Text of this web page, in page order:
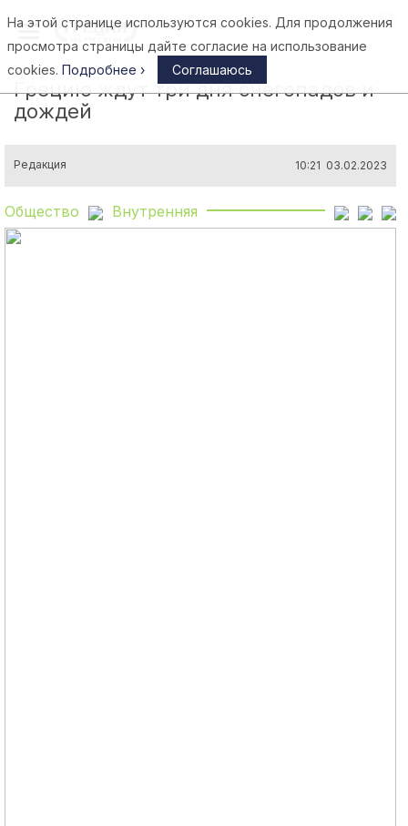
Афины
Грецию ждут три дня снегопадов и
дождей
Редакция 10:21 03.02.2023
Общество Внутренняя
На этой странице используются cookies. Для продолжения
просмотра страницы дайте согласие на использование
cookies. Подробнее › Соглашаюсь